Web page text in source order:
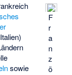
F
r
a
n
z
ö
sowie